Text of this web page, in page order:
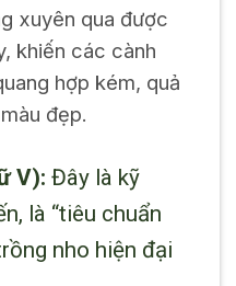
xuyên qua được
khiến các cành
hợp kém, quả
đẹp.
V): Đây là kỹ
là “tiêu chuẩn
nho hiện đại